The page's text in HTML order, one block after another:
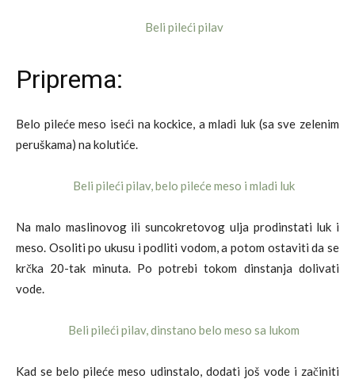
Priprema:
Belo pileće meso iseći na kockice, a mladi luk (sa sve zelenim
peruškama) na kolutiće.
Na malo maslinovog ili suncokretovog ulja prodinstati luk i
meso. Osoliti po ukusu i podliti vodom, a potom ostaviti da se
krčka 20-tak minuta. Po potrebi tokom dinstanja dolivati
vode.
Kad se belo pileće meso udinstalo, dodati još vode i začiniti